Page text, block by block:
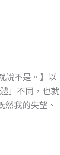
說不是。】以
」不同，也就
我的失望、